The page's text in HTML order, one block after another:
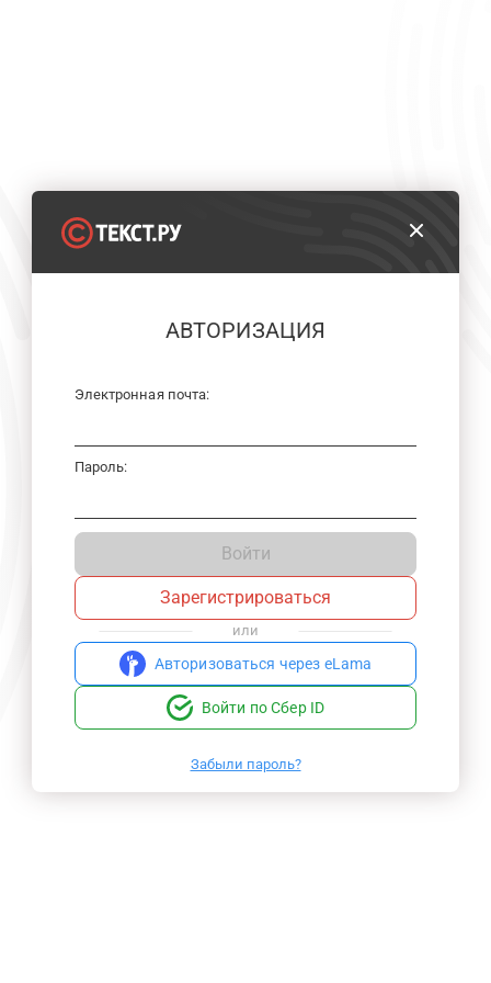
АВТОРИЗАЦИЯ
Электронная почта:
Пароль:
Войти
Зарегистрироваться
или
Авторизоваться через eLama
Войти по Сбер ID
Забыли пароль?